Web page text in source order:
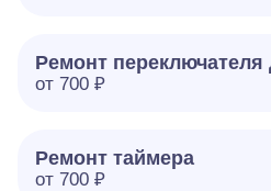
Ремонт
от 700 ₽
Ремонт таймера
от 700 ₽